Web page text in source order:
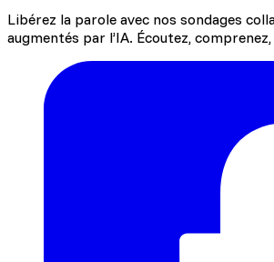
Libérez la parole avec nos sondages
augmentés par l’IA. Écoutez,